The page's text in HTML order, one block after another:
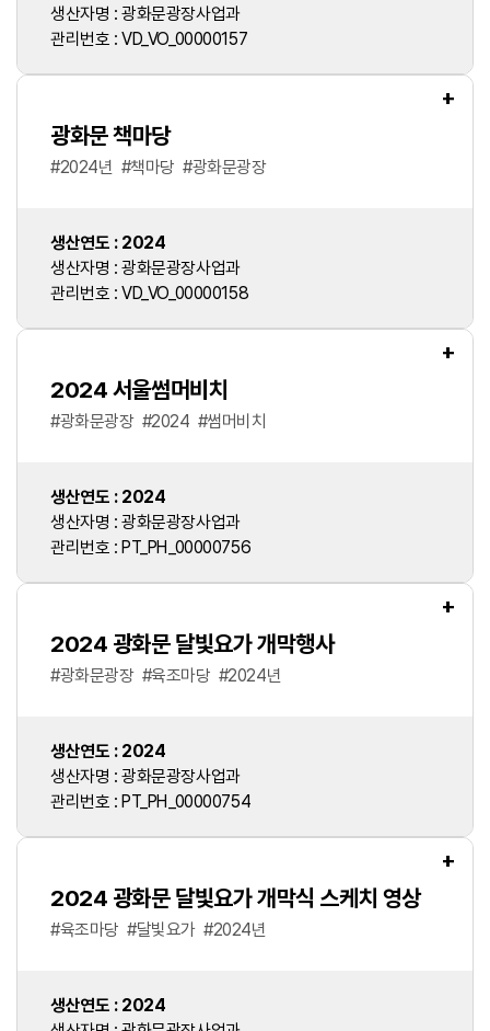
생산자명 : 광화문광장사업과
관리번호 : VD_VO_00000157
+
광화문 책마당
#2024년 #책마당 #광화문광장
생산연도 : 2024
생산자명 : 광화문광장사업과
관리번호 : VD_VO_00000158
+
2024 서울썸머비치
#광화문광장 #2024 #썸머비치
생산연도 : 2024
생산자명 : 광화문광장사업과
관리번호 : PT_PH_00000756
+
2024 광화문 달빛요가 개막행사
#광화문광장 #육조마당 #2024년
생산연도 : 2024
생산자명 : 광화문광장사업과
관리번호 : PT_PH_00000754
+
2024 광화문 달빛요가 개막식 스케치 영상
#육조마당 #달빛요가 #2024년
생산연도 : 2024